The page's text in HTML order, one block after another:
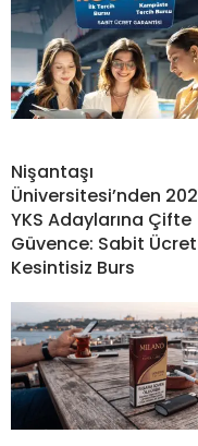
Nişantaşı
Üniversitesi’nden
YKS Adaylarına Çifte
Güvence: Sabit
Kesintisiz Burs